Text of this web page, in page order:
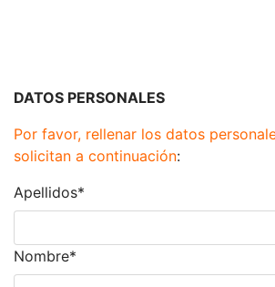
DATOS PERSONALES
Por favor, rellenar los datos
solicitan a continuación:
Apellidos*
Nombre*